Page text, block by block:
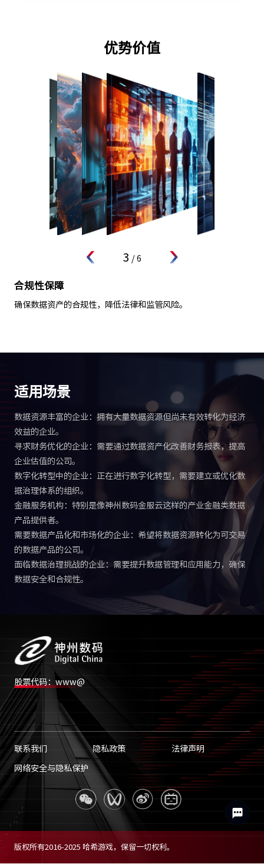
优势价值
3 / 6
合规性保障
确保数据资产的合规性，降低法律和监管风险。
适用场景
数据资源丰富的企业：拥有大量数据资源但尚未有效转化为经济
效益的企业。
寻求财务优化的企业：需要通过数据资产化改善财务报表，提高
企业估值的公司。
数字化转型中的企业：正在进行数字化转型，需要建立或优化数
据治理体系的组织。
金融服务机构：特别是像神州数码金服云这样的产业金融类数据
产品提供者。
需要数据产品化和市场化的企业：希望将数据资源转化为可交易
的数据产品的公司。
面临数据治理挑战的企业：需要提升数据管理和应用能力，确保
数据安全和合规性。
股票代码：www@
联系我们 隐私政策 法律声明
网络安全与隐私保护
版权所有2016-2025 哈希游戏，保留一切权利。